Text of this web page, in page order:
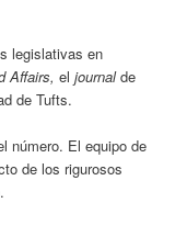
legislativas en
Affairs,eljournalde
de Tufts.
número. El equipo de
de los rigurosos